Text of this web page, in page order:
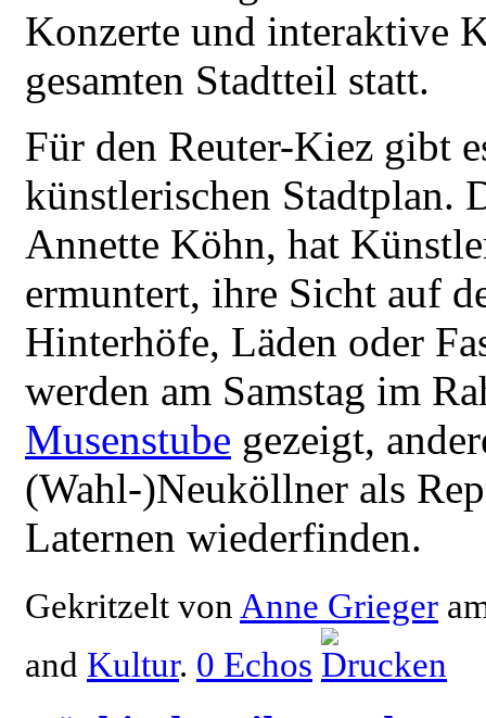
Konzerte und interaktive
gesamten Stadtteil statt.
Für den Reuter-Kiez gibt
künstlerischen Stadtplan.
Annette Köhn, hat
ermuntert, ihre Sicht auf
Hinterhöfe, Läden oder
werden am Samstag im
Musenstube gezeigt,
(Wahl-)Neuköllner als
Laternen wiederfinden.
Gekritzelt von Anne Grieger
and Kultur. 0 Echos